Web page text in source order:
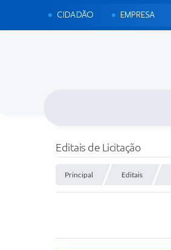
CIDADÃO EMPRESA
Editais de Licitação
Principal Editais